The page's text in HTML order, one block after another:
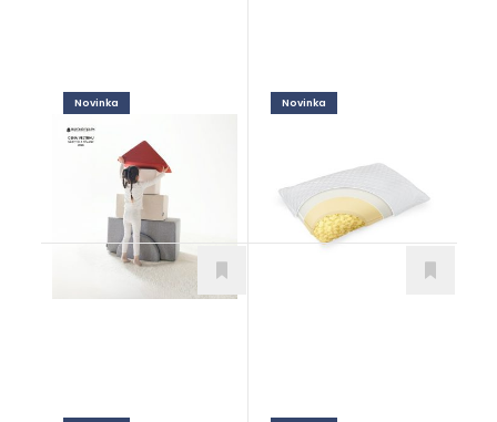
Novinka
Beri soft play set
Doplnky
Novinka